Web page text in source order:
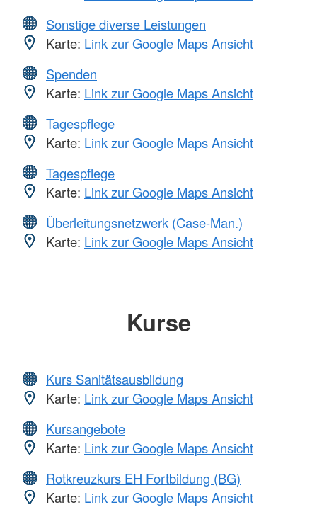
Sonstige diverse Leistungen
Karte: Link zur Google Maps Ansicht
Spenden
Karte: Link zur Google Maps Ansicht
Tagespflege
Karte: Link zur Google Maps Ansicht
Tagespflege
Karte: Link zur Google Maps Ansicht
Überleitungsnetzwerk (Case-Man.)
Karte: Link zur Google Maps Ansicht
Kurse
Kurs Sanitätsausbildung
Karte: Link zur Google Maps Ansicht
Kursangebote
Karte: Link zur Google Maps Ansicht
Rotkreuzkurs EH Fortbildung (BG)
Karte: Link zur Google Maps Ansicht